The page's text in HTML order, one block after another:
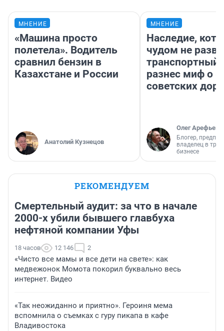
МНЕНИЕ
«Машина просто
полетела». Водитель
сравнил бензин в
Казахстане и России
Анатолий Кузнецов
МНЕНИЕ
Наследие,
чудом не
транспортный
разнес миф о
советских
Олег Арефьев
Блогер,
владелец в
бизнесе
РЕКОМЕНДУЕМ
Смертельный аудит: за что в начале
2000-х убили бывшего главбуха
нефтяной компании Уфы
18 часов 12 146 2
«Чисто все мамы и все дети на свете»: как
медвежонок Момота покорил буквально весь
интернет. Видео
«Так неожиданно и приятно». Героиня мема
вспомнила о съемках с гуру пикапа в кафе
Владивостока